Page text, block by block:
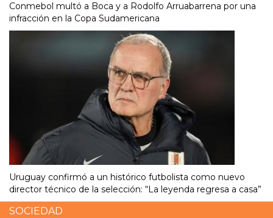
Conmebol multó a Boca y a Rodolfo Arruabarrena por una
infracción en la Copa Sudamericana
Uruguay confirmó a un histórico futbolista como nuevo
director técnico de la selección: “La leyenda regresa a casa”
SOCIEDAD